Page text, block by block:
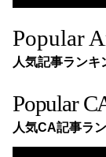
Popular
人気記事ランキ
Popular
人気CA記事ラ